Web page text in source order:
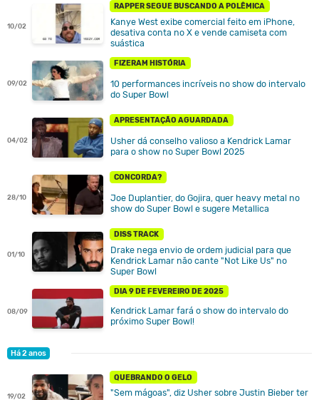
10/02
RAPPER SEGUE BUSCANDO A POLÊMICA
Kanye West exibe comercial feito em iPhone,
desativa conta no X e vende camiseta com
suástica
09/02
FIZERAM HISTÓRIA
10 performances incríveis no show do intervalo
do Super Bowl
04/02
APRESENTAÇÃO AGUARDADA
Usher dá conselho valioso a Kendrick Lamar
para o show no Super Bowl 2025
28/10
CONCORDA?
Joe Duplantier, do Gojira, quer heavy metal no
show do Super Bowl e sugere Metallica
01/10
DISS TRACK
Drake nega envio de ordem judicial para que
Kendrick Lamar não cante "Not Like Us" no
Super Bowl
08/09
DIA 9 DE FEVEREIRO DE 2025
Kendrick Lamar fará o show do intervalo do
próximo Super Bowl!
Há 2 anos
19/02
QUEBRANDO O GELO
"Sem mágoas", diz Usher sobre Justin Bieber ter